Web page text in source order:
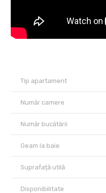
Tip apartament
Număr camere
Număr bucătării
Geam la baie
Suprafață utilă
Disponibilitate